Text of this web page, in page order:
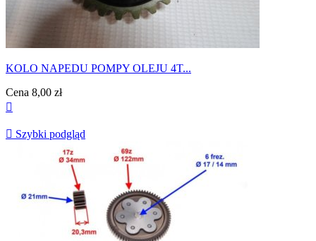
KOLO NAPEDU POMPY OLEJU 4T...
Cena 8,00 zł

 Szybki podgląd